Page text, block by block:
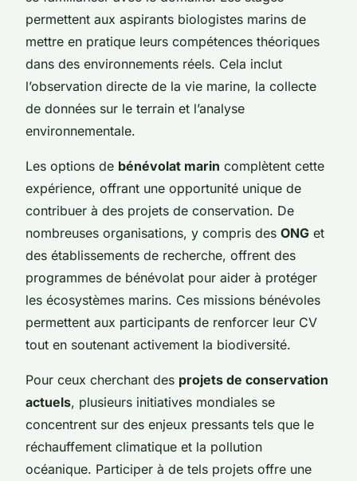
permettent aux aspirants biologistes marins de
mettre en pratique leurs compétences théoriques
dans des environnements réels. Cela inclut
l’observation directe de la vie marine, la collecte
de données sur le terrain et l’analyse
environnementale.
Les options de bénévolat marin complètent cette
expérience, offrant une opportunité unique de
contribuer à des projets de conservation. De
nombreuses organisations, y compris des ONG et
des établissements de recherche, offrent des
programmes de bénévolat pour aider à protéger
les écosystèmes marins. Ces missions bénévoles
permettent aux participants de renforcer leur CV
tout en soutenant activement la biodiversité.
Pour ceux cherchant des projets de conservation
actuels, plusieurs initiatives mondiales se
concentrent sur des enjeux pressants tels que le
réchauffement climatique et la pollution
océanique. Participer à de tels projets offre une